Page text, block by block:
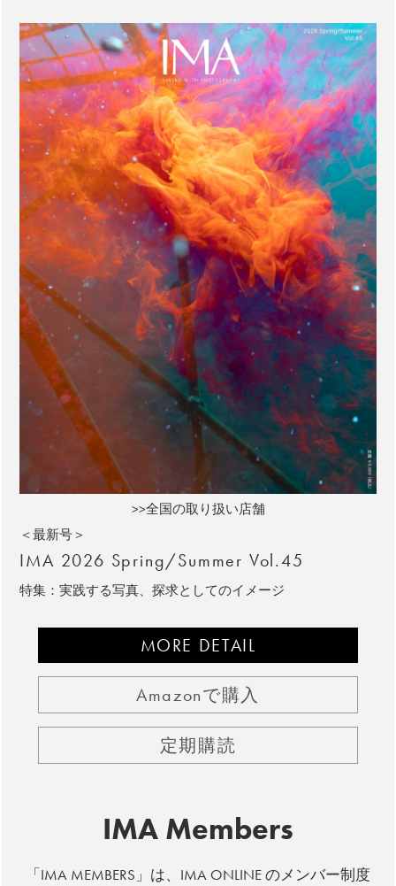
>>全国の取り扱い店舗
＜最新号＞
IMA 2026 Spring/Summer Vol.45
特集：実践する写真、探求としてのイメージ
MORE DETAIL
Amazonで購入
定期購読
IMA Members
「IMA MEMBERS」は、IMA ONLINE のメンバー制度